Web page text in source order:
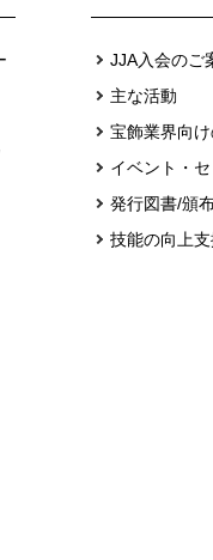
JJA入会のご
主な活動
宝飾業界向
イベント・
発行図書/頒
技能の向上支